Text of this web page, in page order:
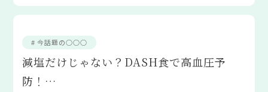
# 今話題の○○○
減塩だけじゃない？DASH食で高血圧予
防！…